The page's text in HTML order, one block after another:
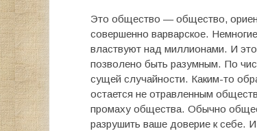
Это общество — общество,
совершенно варварское.
властвуют над миллионами. И
позволено быть разумным. По
сущей случайности. Каким-то
остается не отравленным
промаху общества. Обычно
разрушить ваше доверие к себе.